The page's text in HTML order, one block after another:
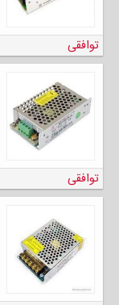
توافقی
توافقی